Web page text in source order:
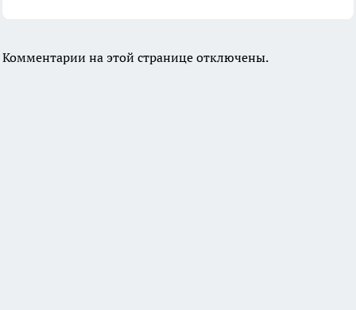
Комментарии на этой странице отключены.